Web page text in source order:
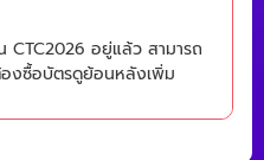
CTC2026 อยู่แล้ว สามารถ
งซื้อบัตรดูย้อนหลังเพิ่ม